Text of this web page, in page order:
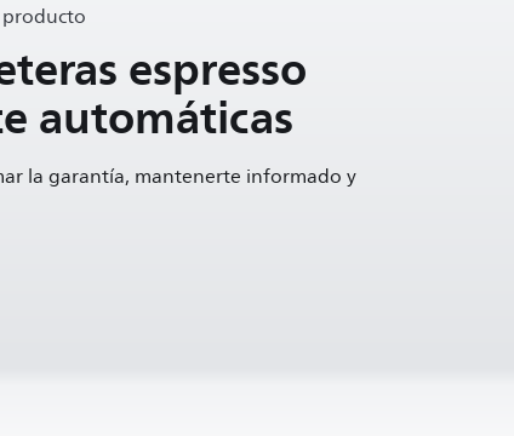
espresso
automáticas
la garantía, mantenerte informado y